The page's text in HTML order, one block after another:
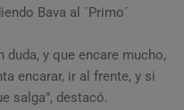
Bava al ´Primo´
y que encare mucho,
encarar, ir al frente, y si
salga”, destacó.